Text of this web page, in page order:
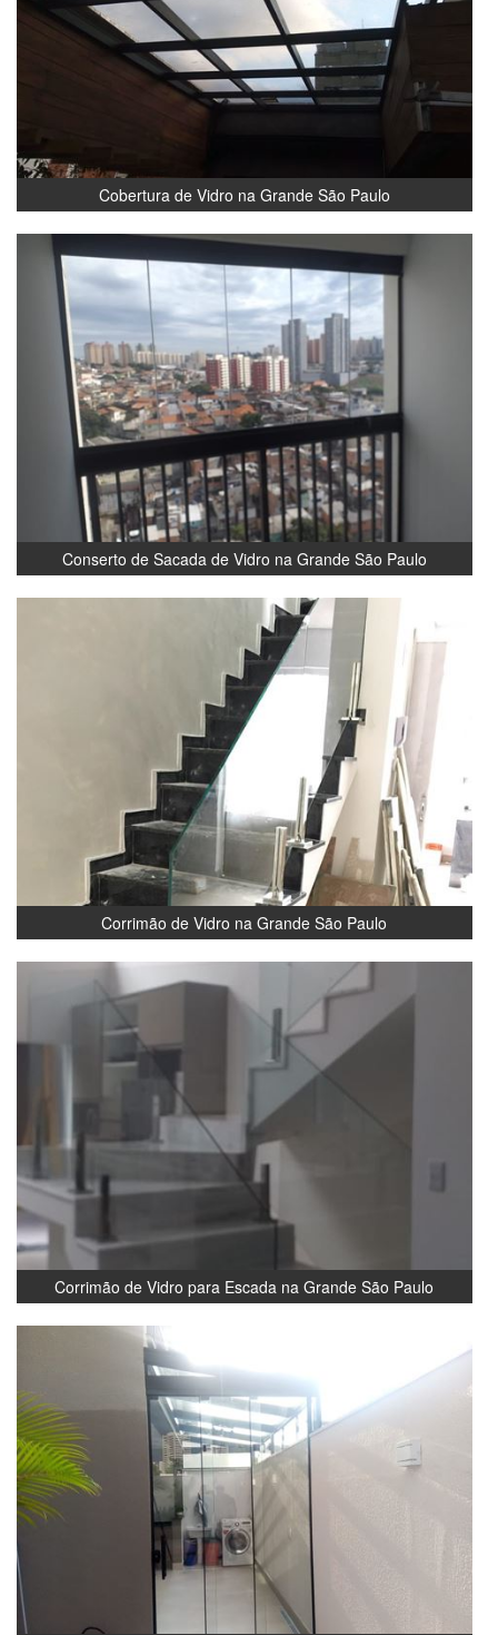
Cobertura de Vidro na Grande São Paulo
Conserto de Sacada de Vidro na Grande São Paulo
Corrimão de Vidro na Grande São Paulo
Corrimão de Vidro para Escada na Grande São Paulo